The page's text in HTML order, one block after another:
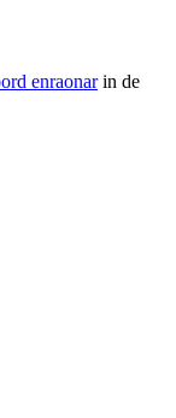
enraonarin de